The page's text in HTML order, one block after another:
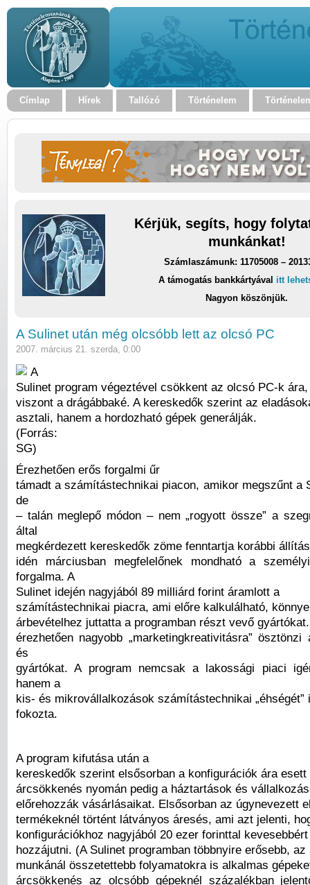
Címlap Hírek Tallózó Történelem
Kérjük, segíts, hogy
munkánkat!
Számlaszámunk: 11705008 –
A támogatás bankkártyával itt
Nagyon köszönjük.
A Sulinet után még olcsóbb lett az olcsó PC
2007. március 21. szerda, 0:00
A
Sulinet program végeztével csökkent az olcsó PC-k
viszont a drágábbaké. A kereskedők szerint az
asztali, hanem a hordozható gépek generálják.
(Forrás:
SG)
Érezhetően erős forgalmi űr
támadt a számítástechnikai piacon, amikor megszűnt a
de
– talán meglepő módon – nem „rogyott össze” a
által
megkérdezett kereskedők zöme fenntartja korábbi
idén márciusban megfelelőnek mondható a
forgalma. A
Sulinet idején nagyjából 89 milliárd forint áramlott a
számítástechnikai piacra, ami előre kalkulálható,
árbevételhez juttatta a programban részt vevő
érezhetően nagyobb „marketingkreativitásra” ösztönzi
és
gyártókat. A program nemcsak a lakossági piaci
hanem a
kis- és mikrovállalkozások számítástechnikai „éhségét”
fokozta.
A program kifutása után a
kereskedők szerint elsősorban a konfigurációk ára
árcsökkenés nyomán pedig a háztartások és
előrehozzák vásárlásaikat. Elsősorban az úgynevezett
termékeknél történt látványos áresés, ami azt jelenti,
konfigurációkhoz nagyjából 20 ezer forinttal
hozzájutni. (A Sulinet programban többnyire erősebb,
munkánál összetettebb folyamatokra is alkalmas
árcsökkenés az olcsóbb gépeknél százalékban